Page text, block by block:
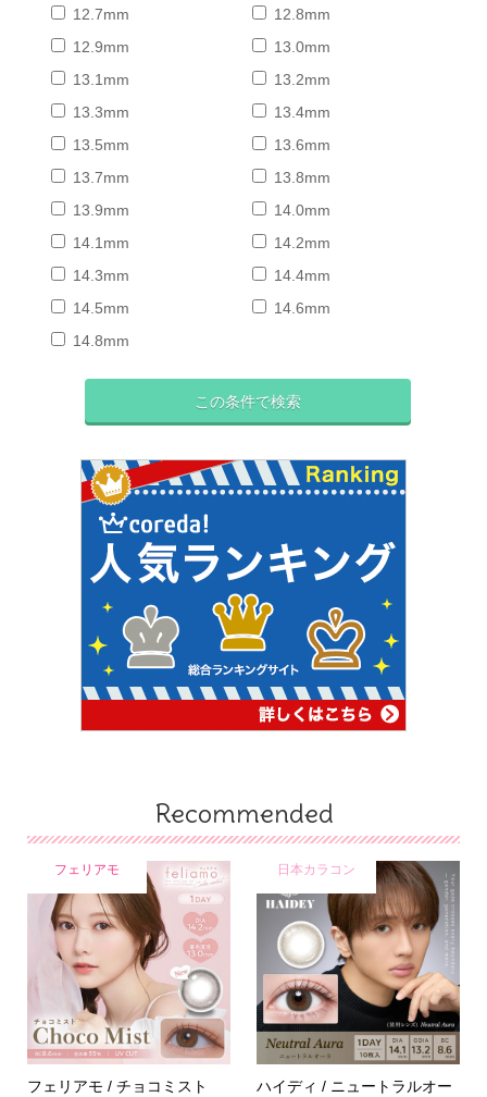
12.7mm
12.8mm
12.9mm
13.0mm
13.1mm
13.2mm
13.3mm
13.4mm
13.5mm
13.6mm
13.7mm
13.8mm
13.9mm
14.0mm
14.1mm
14.2mm
14.3mm
14.4mm
14.5mm
14.6mm
14.8mm
Recommended
フェリアモ
フェリアモ / チョコミスト
日本カラコン
ハイディ / ニュートラルオー